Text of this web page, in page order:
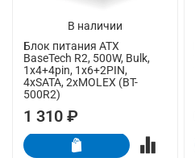
В наличии
Блок питания ATX
BaseTech R2, 500W, Bulk,
1x4+4pin, 1x6+2PIN,
4xSATA, 2xMOLEX (BT-
500R2)
1 310 ₽